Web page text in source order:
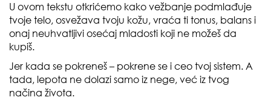
U ovom tekstu otkrićemo kako vežbanje podmlađuje
tvoje telo, osvežava tvoju kožu, vraća ti tonus, balans i
onaj neuhvatljivi osećaj mladosti koji ne možeš da
kupiš.
Jer kada se pokreneš – pokrene se i ceo tvoj sistem. A
tada, lepota ne dolazi samo iz nege, već iz tvog
načina života.